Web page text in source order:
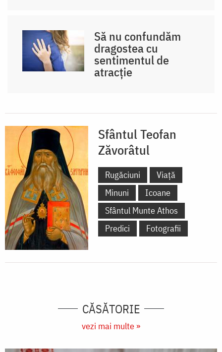
Să nu confundăm
dragostea cu
sentimentul de
atracție
Sfântul Teofan
Zăvorâtul
Rugăciuni
Viață
Minuni
Icoane
Sfântul Munte Athos
Predici
Fotografii
CĂSĂTORIE
vezi mai multe »